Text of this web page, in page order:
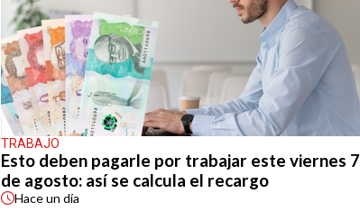
TRABAJO
Esto deben pagarle por trabajar este viernes 7
de agosto: así se calcula el recargo
Haceun día